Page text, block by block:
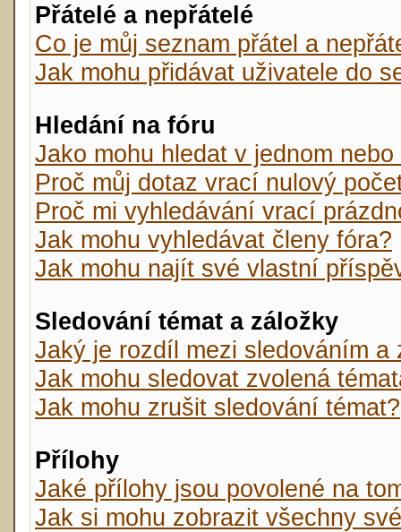
Přátelé a nepřátelé
Co je můj seznam přátel a
Jak mohu přidávat uživatele do
Hledání na fóru
Jako mohu hledat v jednom
Proč můj dotaz vrací nulový
Proč mi vyhledávání vrací
Jak mohu vyhledávat členy fóra?
Jak mohu najít své vlastní
Sledování témat a záložky
Jaký je rozdíl mezi sledováním a
Jak mohu sledovat zvolená
Jak mohu zrušit sledování témat?
Přílohy
Jaké přílohy jsou povolené na
Jak si mohu zobrazit všechny